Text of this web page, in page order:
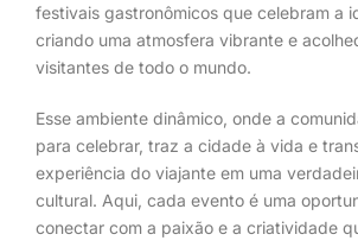
festivais gastronômicos que celebram a
criando uma atmosfera vibrante e
visitantes de todo o mundo.
Esse ambiente dinâmico, onde a
para celebrar, traz a cidade à vida e
experiência do viajante em uma
cultural. Aqui, cada evento é uma
conectar com a paixão e a criatividade